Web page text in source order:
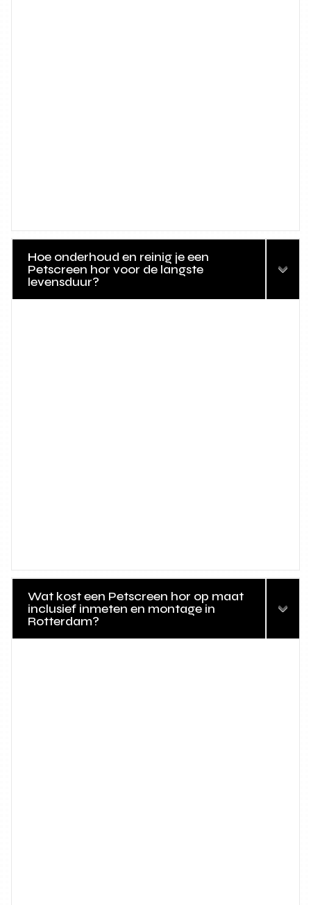
Hoe onderhoud en reinig je een
Petscreen hor voor de langste
levensduur?
Wat kost een Petscreen hor op maat
inclusief inmeten en montage in
Rotterdam?